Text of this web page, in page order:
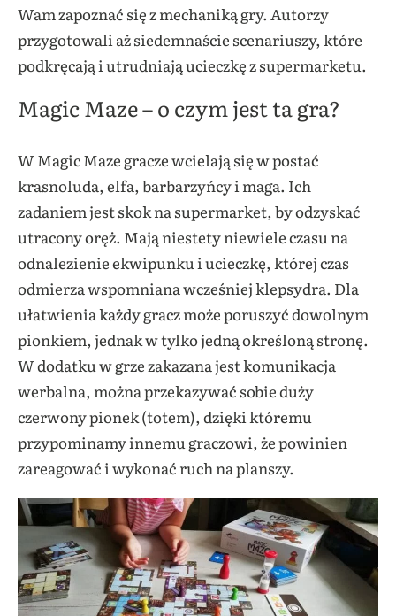
Wam zapoznać się z mechaniką gry. Autorzy
przygotowali aż siedemnaście scenariuszy, które
podkręcają i utrudniają ucieczkę z supermarketu.
Magic Maze – o czym jest ta gra?
W Magic Maze gracze wcielają się w postać
krasnoluda, elfa, barbarzyńcy i maga. Ich
zadaniem jest skok na supermarket, by odzyskać
utracony oręż. Mają niestety niewiele czasu na
odnalezienie ekwipunku i ucieczkę, której czas
odmierza wspomniana wcześniej klepsydra. Dla
ułatwienia każdy gracz może poruszyć dowolnym
pionkiem, jednak w tylko jedną określoną stronę.
W dodatku w grze zakazana jest komunikacja
werbalna, można przekazywać sobie duży
czerwony pionek (totem), dzięki któremu
przypominamy innemu graczowi, że powinien
zareagować i wykonać ruch na planszy.